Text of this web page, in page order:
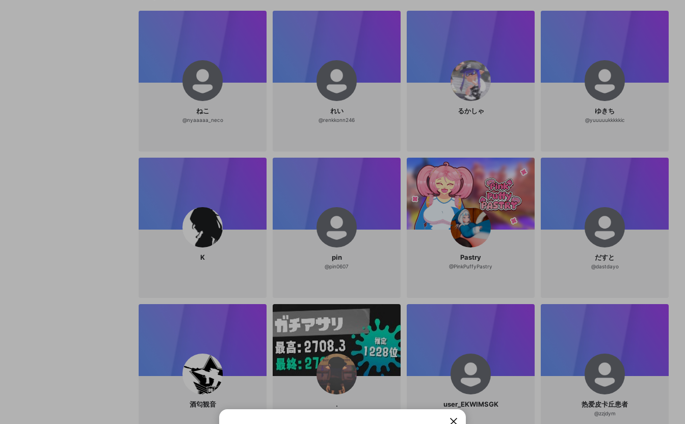
ねこ
@nyaaaaa_neco
れい
@renkkonn246
るかしゃ ゆきち
@yuuuuukkkkkic
K pin
@pin0607
Pastry
@PinkPuffyPastry
だすと
@dastdayo
酒匂観音 . user_EKWIMSGK 热爱皮卡丘患者
@zzjdym
OPENREC.tv アカウントは mellow-fan アカウ
新規登録
OPENREC.tvアカウントはmellow-fanアカウン
パーソナルデータの登録
限定コミュニティ参加方法